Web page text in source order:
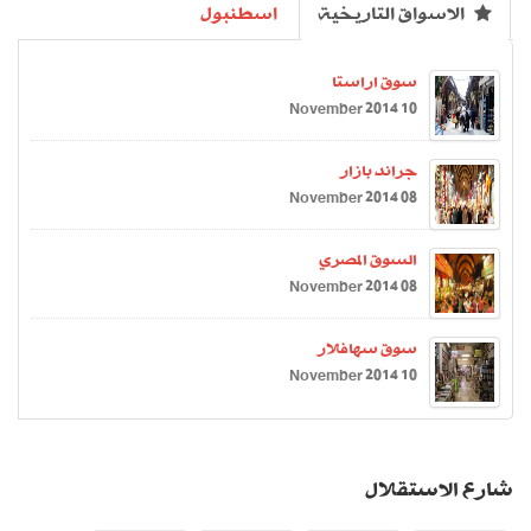
الاسواق التاريخية اسطنبول
سوق اراستا
10 November 2014
جراند بازار
08 November 2014
السوق المصري
08 November 2014
سوق سهافلار
10 November 2014
شارع الاستقلال